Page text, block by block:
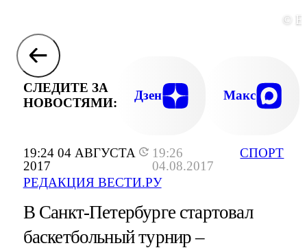
19:24 04 АВГУСТА
2017
19:26
04.08.2017
РЕДАКЦИЯ ВЕСТИ.РУ
СПОРТ
©
СЛЕДИТЕ ЗА
НОВОСТЯМИ:
Дзен Макс
В Санкт-Петербурге стартовал
баскетбольный турнир –